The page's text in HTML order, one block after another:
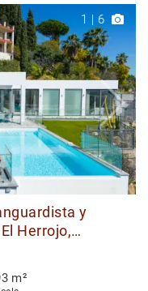
1 | 6
y
Herrojo,
m²